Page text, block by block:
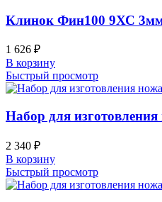
Клинок Фин100 9ХС
1 626 ₽
В корзину
Быстрый просмотр
Набор для
2 340 ₽
В корзину
Быстрый просмотр